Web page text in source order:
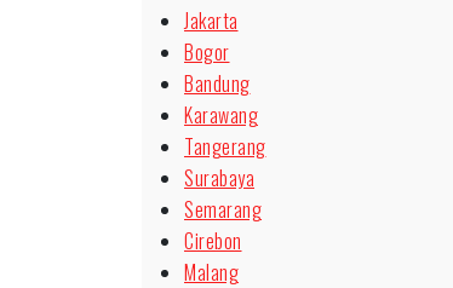
Jakarta
Bogor
Bandung
Karawang
Tangerang
Surabaya
Semarang
Cirebon
Malang